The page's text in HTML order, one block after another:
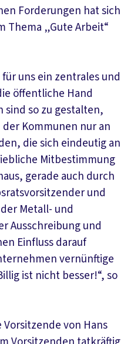
Forderungen hat sich
Thema „Gute Arbeit“
uns ein zentrales und
öffentliche Hand
sind so zu gestalten,
der Kommunen nur an
die sich eindeutig an
Mitbestimmung
gerade auch durch
und
Metall- und
Ausschreibung und
Einfluss darauf
vernünftige
ist nicht besser!“, so
von Hans